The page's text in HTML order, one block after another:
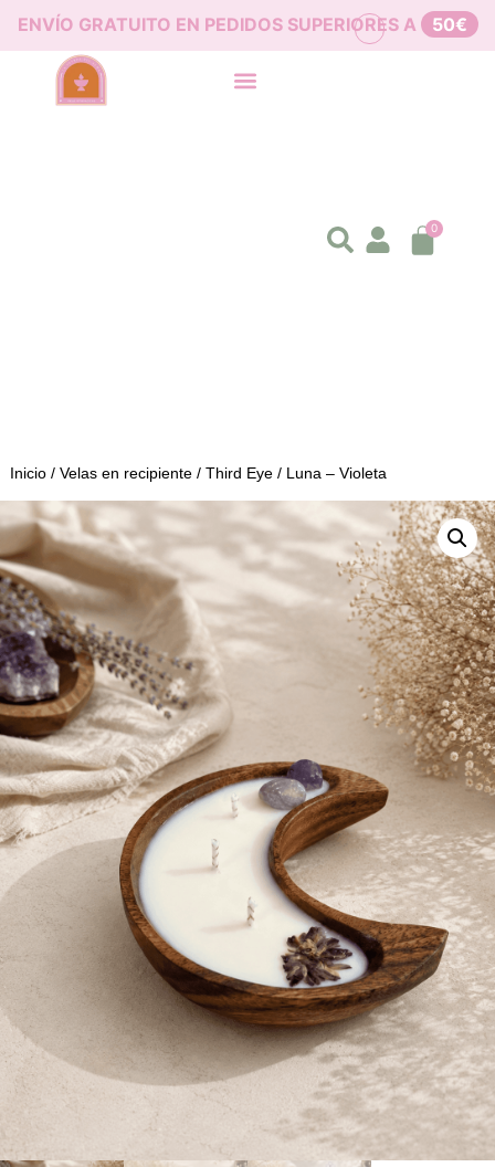
ENVÍO GRATUITO EN PEDIDOS SUPERIORES A 50€
0
Inicio/ Velas en recipiente/ Third Eye/ Luna – Violeta